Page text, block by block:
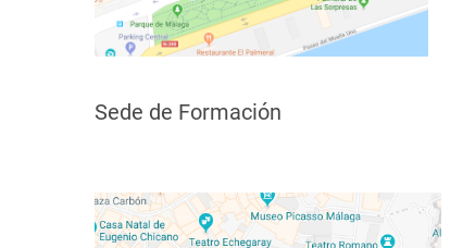
Sede de Formación